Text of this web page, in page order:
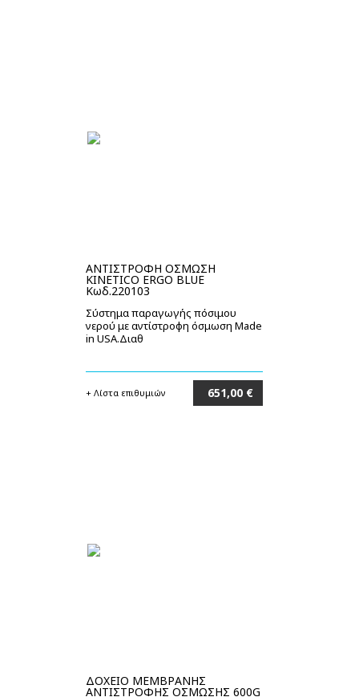
ΑΝΤΙΣΤΡΟΦΗ ΟΣΜΩΣΗ
KINETICO ERGO BLUE
Κωδ.220103
Σύστημα παραγωγής πόσιμου
νερού με αντίστροφη όσμωση Made
in USA.Διαθ
+ Λίστα επιθυμιών 651,00 €
ΔΟΧΕΙΟ ΜΕΜΒΡΑΝΗΣ
ΑΝΤΙΣΤΡΟΦΗΣ ΟΣΜΩΣΗΣ 600G